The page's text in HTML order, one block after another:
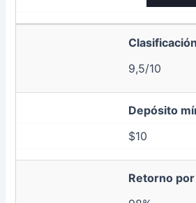
9,5/10
Depósito
$10
Retorno